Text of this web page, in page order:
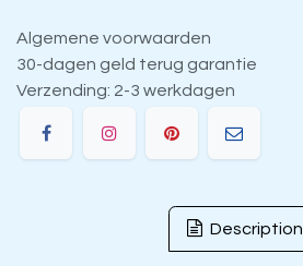
Algemene voorwaarden
30-dagen geld terug garantie
Verzending: 2-3 werkdagen
Description